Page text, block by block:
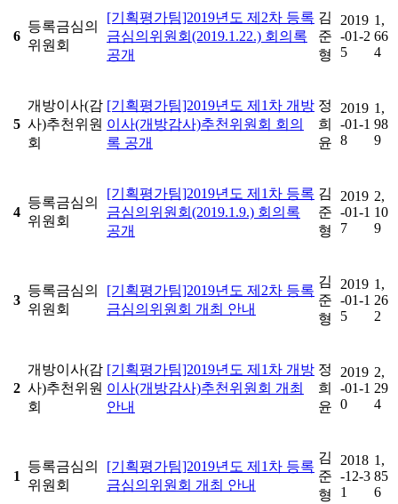
6
등록금심의
위원회
[기획평가팀]2019년도 제2차 등록
금심의위원회(2019.1.22.) 회의록
공개
김
준
형
2019
-01-2
5
1,
66
4
5
개방이사(감
사)추천위원
회
[기획평가팀]2019년도 제1차 개방
이사(개방감사)추천위원회 회의
록 공개
정
희
윤
2019
-01-1
8
1,
98
9
4
등록금심의
위원회
[기획평가팀]2019년도 제1차 등록
금심의위원회(2019.1.9.) 회의록
공개
김
준
형
2019
-01-1
7
2,
10
9
3
등록금심의
위원회
[기획평가팀]2019년도 제2차 등록
금심의위원회 개최 안내
김
준
형
2019
-01-1
5
1,
26
2
2
개방이사(감
사)추천위원
회
[기획평가팀]2019년도 제1차 개방
이사(개방감사)추천위원회 개최
안내
정
희
윤
2019
-01-1
0
2,
29
4
1
등록금심의
위원회
[기획평가팀]2019년도 제1차 등록
금심의위원회 개최 안내
김
준
형
2018
-12-3
1
1,
85
6